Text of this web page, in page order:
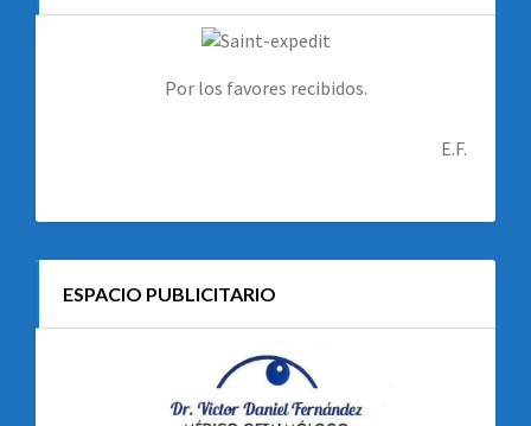
Por los favores recibidos.
E.F.
ESPACIO PUBLICITARIO